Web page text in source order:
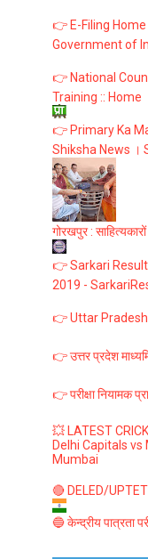
👉 E-Filing
Government of
👉 National
Training :: Home
👉 Primary Ka
Shiksha News ।
गोरखपुर :
👉 Sarkari
2019 -
👉 Uttar Pradesh
👉 उत्तर प्रदेश
👉 परीक्षा नियामक
💥 LATEST
Delhi Capitals
Mumbai
🔴 DELED/UPTET
🔵 केन्द्रीय पात्रता